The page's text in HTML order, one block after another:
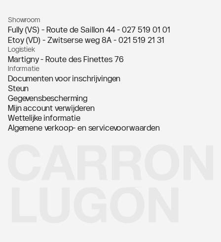
Showroom
Fully (VS) - Route de Saillon 44 - 027 519 01 01
Etoy (VD) - Zwitserse weg 8A - 021 519 21 31
Logistiek
Martigny - Route des Finettes 76
Informatie
Documenten voor inschrijvingen
Steun
Gegevensbescherming
Mijn account verwijderen
Wettelijke informatie
Algemene verkoop- en servicevoorwaarden